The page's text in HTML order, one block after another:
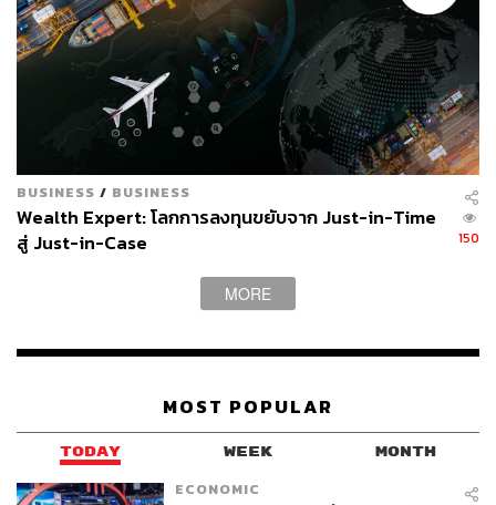
คำถามนี้เราต้องแยกก่อนว่าระบบ ณ ปัจจุบัน เราไม่ได้ถูกแยก
ออกจากระบบเดิมอย่างเป็นเอกเทศ เรายังต้องพึ่งความ
สะดวกจากระบบเก่าค่อนข้างมาก เพราะฉะนั้น Regulator จะ
ยังคงบทบาทในลักษณะเดิม ไม่เปลี่ยนแปลง เพียงต้องเพิ่มกฎ
ให้ครอบคลุมไปถึงผลิตภัณฑ์บนโลก DeFi เท่านั้นเอง ซึ่ง
หน่วยงานเหล่านั้นกระทำตามหน้าที่ได้ถูกต้อง แต่การออก
กฎบนโลกของ DeFi ยังคงเป็นเรื่องที่ทำได้ยากและต้องศึกษา
หลายขั้นตอน อีกทั้งปัจจุบันยังไม่มีกฎเกณฑ์การควบคุมใน
มาตรฐานเดียวกัน ทำได้เพียงออกกฎเกณฑ์ตามสถานการณ์
และตามพื้นที่ที่เกิดผลกระทบเท่านั้น โดยหากกฎเกณฑ์ถูก
ควบคุมด้วยหลักเดียวกับ CeFi ระบบ DeFi คงไม่ต่างอะไร
คุณสมบัติบางประการ ช่วยให้กฎเกณฑ์มีความยืดหยุ่น เพื่อ
พัฒนาและนักเศรษฐศาสตร์การเงิน การสร้างผลิตภัณฑ์ใหม่
จะไม่ใช่เรื่องยาก
อย่างไรก็ตาม หน่วยงานในการกำกับดูแลไม่ควรจะกำกับ
BUSINESS / BUSINESS
Wealth Expert: โลกการลงทุนขยับจาก Just-in-Time
สู่ Just-in-Case
150
MORE
MOST POPULAR
TODAY WEEK MONTH
ECONOMIC